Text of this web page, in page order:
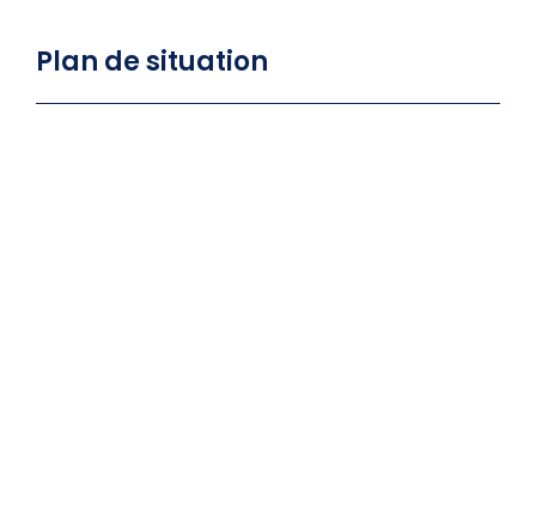
Plan de situation